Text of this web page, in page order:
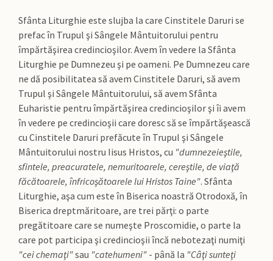
Sfânta Liturghie este slujba la care Cinstitele Daruri se
prefac în Trupul şi Sângele Mântuitorului pentru
împărtăşirea credincioşilor. Avem în vedere la Sfânta
Liturghie pe Dumnezeu şi pe oameni. Pe Dumnezeu care
ne dă posibilitatea să avem Cinstitele Daruri, să avem
Trupul şi Sângele Mântuitorului, să avem Sfânta
Euharistie pentru împărtăşirea credincioşilor şi îi avem
în vedere pe credincioşii care doresc să se împărtăşească
cu Cinstitele Daruri prefăcute în Trupul şi Sângele
Mântuitorului nostru Iisus Hristos, cu "dumnezeieştile,
sfintele, preacuratele, nemuritoarele, cereştile, de viaţă
făcătoarele, înfricoşătoarele lui Hristos Taine". Sfânta
Liturghie, aşa cum este în Biserica noastră Otrodoxă, în
Biserica dreptmăritoare, are trei părţi: o parte
pregătitoare care se numeşte Proscomidie, o parte la
care pot participa şi credincioşii încă nebotezaţi numiţi
"cei chemaţi"sau "catehumeni" - până la "Câţi sunteţi